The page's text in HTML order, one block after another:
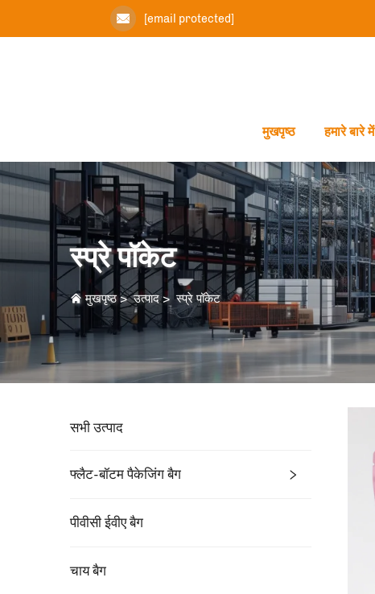
[email protected]
मुखपृष्ठ हमारे बारे में
स्प्रे पॉकेट
मुखपृष्ठ>उत्पाद>स्प्रे पॉकेट
सभी उत्पाद
फ्लैट-बॉटम पैकेजिंग बैग
पीवीसी ईवीए बैग
चाय बैग